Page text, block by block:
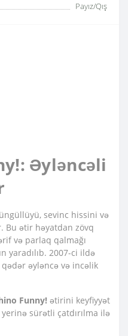
Payız/Qış
Əyləncəli
sevinc hissini və
Bu ətir həyatdan zövq
və parlaq qalmağı
yaradılıb. 2007-ci ildə
əyləncə və incəlik
Funny! ətirini keyfiyyət
sürətli çatdırılma ilə